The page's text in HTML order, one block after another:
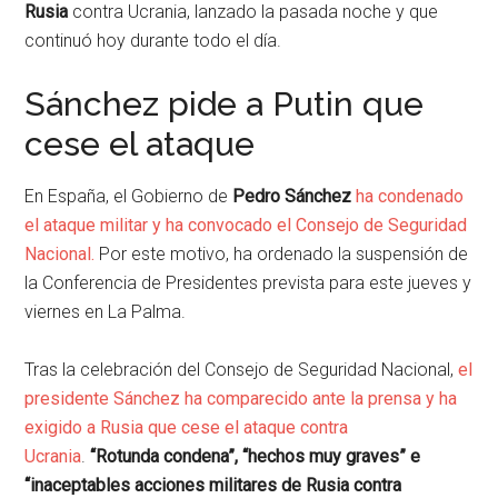
Rusia contra Ucrania, lanzado la pasada noche y que
continuó hoy durante todo el día.
Sánchez pide a Putin que
cese el ataque
En España, el Gobierno de Pedro Sánchez ha condenado
el ataque militar y ha convocado el Consejo de Seguridad
Nacional. Por este motivo, ha ordenado la suspensión de
la Conferencia de Presidentes prevista para este jueves y
viernes en La Palma.
Tras la celebración del Consejo de Seguridad Nacional,el
presidente Sánchez ha comparecido ante la prensa y ha
exigido a Rusia que cese el ataque contra
Ucrania.“Rotunda condena”, “hechos muy graves” e
“inaceptables acciones militares de Rusia contra